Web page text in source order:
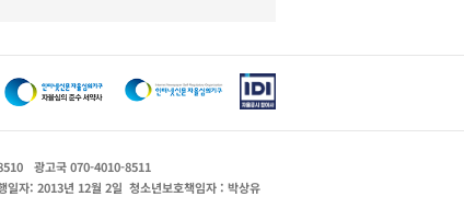
광고국 070-4010-8511
일자: 2013년 12월 2일 청소년보호책임자 : 박상유